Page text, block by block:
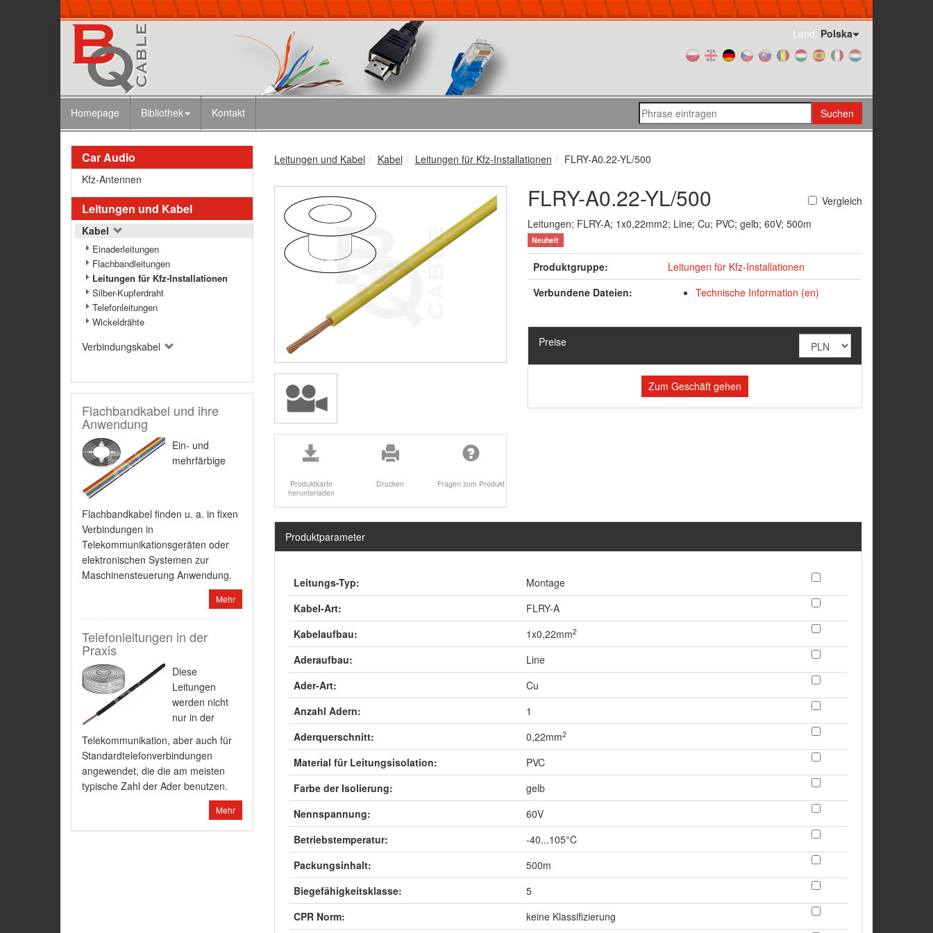
Land: Polska
Homepage Bibliothek Kontakt Suchen
Car Audio
Kfz-Antennen
Leitungen und Kabel
Kabel
Einaderleitungen
Flachbandleitungen
Leitungen für Kfz-Installationen
Silber-Kupferdraht
Telefonleitungen
Wickeldrähte
Verbindungskabel
Flachbandkabel und ihre
Anwendung
Ein- und
mehrfärbige
Flachbandkabel finden u. a. in fixen
Verbindungen in
Telekommunikationsgeräten oder
elektronischen Systemen zur
Maschinensteuerung Anwendung.
Mehr
Telefonleitungen in der
Praxis
Diese
Leitungen
werden nicht
nur in der
Telekommunikation, aber auch für
Standardtelefonverbindungen
angewendet, die die am meisten
typische Zahl der Ader benutzen.
Mehr
Leitungen und Kabel Kabel Leitungen für Kfz-Installationen FLRY-A0.22-YL/500
Produktkarte
herunterladen
Drucken Fragen zum Produkt
FLRY-A0.22-YL/500
Vergleich
Leitungen; FLRY-A; 1x0,22mm2; Line; Cu; PVC; gelb; 60V; 500m
Neuheit
Produktgruppe:
Leitungen für Kfz-Installationen
Verbundene Dateien:
Technische Information (en)
Preise
Zum Geschäft gehen
Produktparameter
Leitungs-Typ:
Montage
Kabel-Art:
FLRY-A
Kabelaufbau:
1x0,22mm2
Aderaufbau:
Line
Ader-Art:
Cu
Anzahl Adern:
1
Aderquerschnitt:
0,22mm2
Material für Leitungsisolation:
PVC
Farbe der Isolierung:
gelb
Nennspannung:
60V
Betriebstemperatur:
-40...105°C
Packungsinhalt:
500m
Biegefähigkeitsklasse:
5
CPR Norm:
keine Klassifizierung